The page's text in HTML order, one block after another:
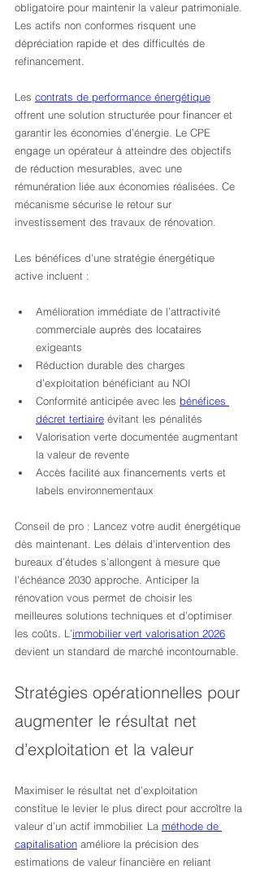
obligatoire pour maintenir la valeur patrimoniale.
Les actifs non conformes risquent une
dépréciation rapide et des difficultés de
refinancement.
Les contrats de performance énergétique
offrent une solution structurée pour financer et
garantir les économies d’énergie. Le CPE
engage un opérateur à atteindre des objectifs
de réduction mesurables, avec une
rémunération liée aux économies réalisées. Ce
mécanisme sécurise le retour sur
investissement des travaux de rénovation.
Les bénéfices d’une stratégie énergétique
active incluent :
Amélioration immédiate de l’attractivité
commerciale auprès des locataires
exigeants
Réduction durable des charges
d’exploitation bénéficiant au NOI
Conformité anticipée avec les bénéfices
décret tertiaire évitant les pénalités
Valorisation verte documentée augmentant
la valeur de revente
Accès facilité aux financements verts et
labels environnementaux
Conseil de pro : Lancez votre audit énergétique
dès maintenant. Les délais d’intervention des
bureaux d’études s’allongent à mesure que
l’échéance 2030 approche. Anticiper la
rénovation vous permet de choisir les
meilleures solutions techniques et d’optimiser
les coûts. L’immobilier vert valorisation 2026
devient un standard de marché incontournable.
Stratégies opérationnelles pour
augmenter le résultat net
d’exploitation et la valeur
Maximiser le résultat net d’exploitation
constitue le levier le plus direct pour accroître la
valeur d’un actif immobilier. La méthode de
capitalisation améliore la précision des
estimations de valeur financière en reliant